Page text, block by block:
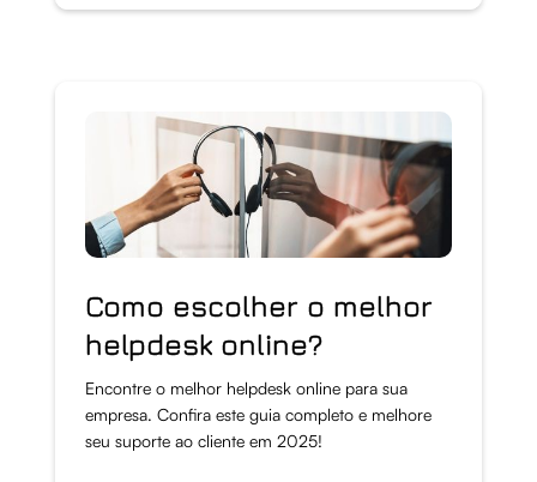
Como escolher o melhor
helpdesk online?
Encontre o melhor helpdesk online para sua
empresa. Confira este guia completo e melhore
seu suporte ao cliente em 2025!